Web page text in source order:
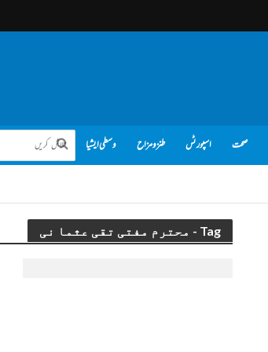
صحت اسپورٹس طنز و مزاح وسطی ایشیا
Tag - محترم مفتی تقی عثما نی